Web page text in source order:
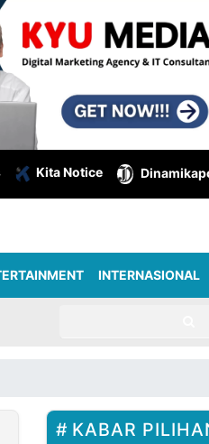
Kita Notice
INTERNASIONAL
KABAR